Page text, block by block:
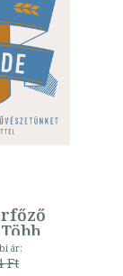
ár:
Ft